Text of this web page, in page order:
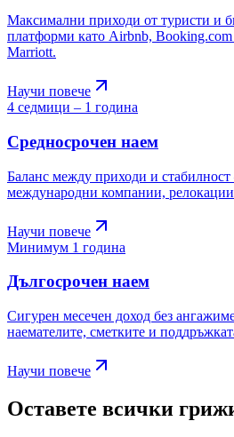
Максимални приходи от туристи и
платформи като Airbnb,
Marriott.
Научи повече
4 седмици – 1 година
Средносрочен наем
Баланс между приходи и
международни компании,
Научи повече
Минимум 1 година
Дългосрочен наем
Сигурен месечен доход без
наемателите, сметките и
Научи повече
Оставете всички